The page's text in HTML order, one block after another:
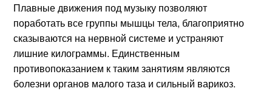
Плавные движения под музыку позволяют
поработать все группы мышцы тела, благоприятно
сказываются на нервной системе и устраняют
лишние килограммы. Единственным
противопоказанием к таким занятиям являются
болезни органов малого таза и сильный варикоз.